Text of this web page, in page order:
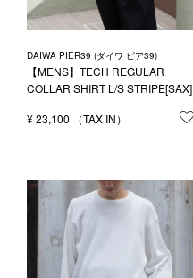
DAIWA PIER39 (ダイワ ピア39)
【MENS】TECH REGULAR
COLLAR SHIRT L/S STRIPE[SAX]
¥23,100